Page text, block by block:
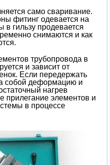
само сваривание.
фитинг одевается на
в гильзу продевается
снимаются и как
трубопровода в
и зависит от
Если передержать
собой деформацию и
нагрев
прилегание элементов и
в процессе